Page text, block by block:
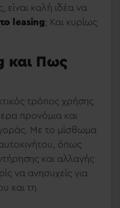
είναι καλή ιδέα να
το leasing; Και κυρίως
και Πως
τρόπος χρήσης
προνόμια και
Με το μίσθωμα
όπως
και αλλαγής
να ανησυχείς για
και τη